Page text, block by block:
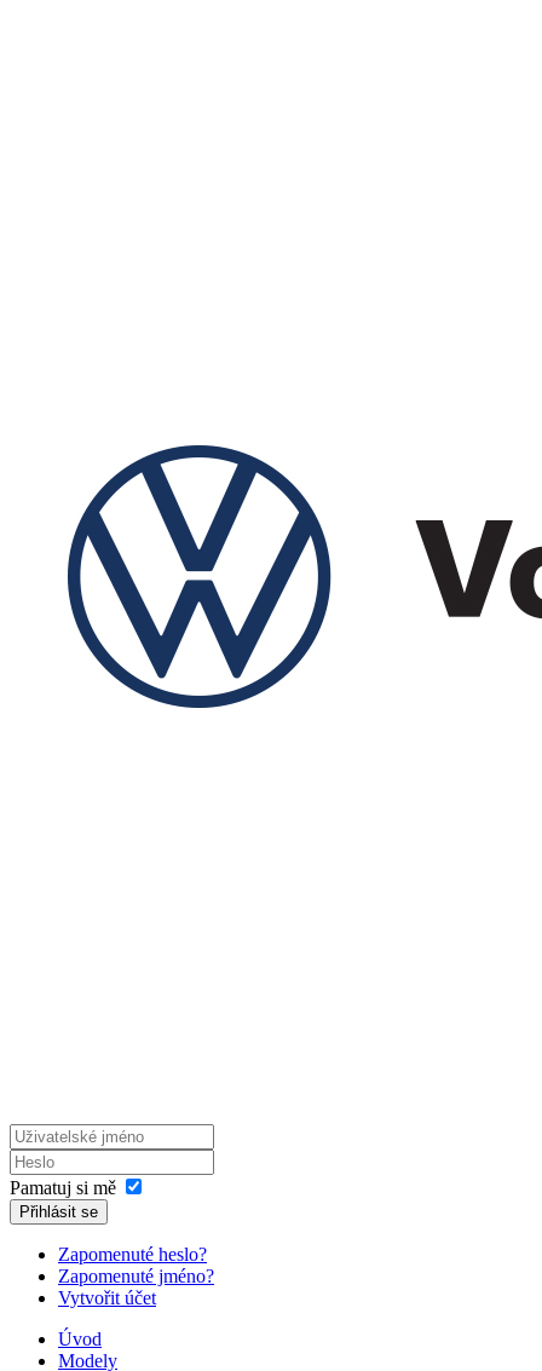
Pamatuj si mě
Přihlásit se
Zapomenuté heslo?
Zapomenuté jméno?
Vytvořit účet
Úvod
Modely